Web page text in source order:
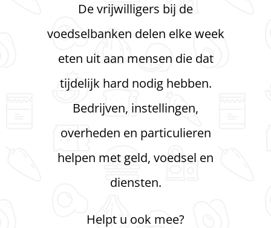
De vrijwilligers bij de
voedselbanken delen elke week
eten uit aan mensen die dat
tijdelijk hard nodig hebben.
Bedrijven, instellingen,
overheden en particulieren
helpen met geld, voedsel en
diensten.
Helpt u ook mee?